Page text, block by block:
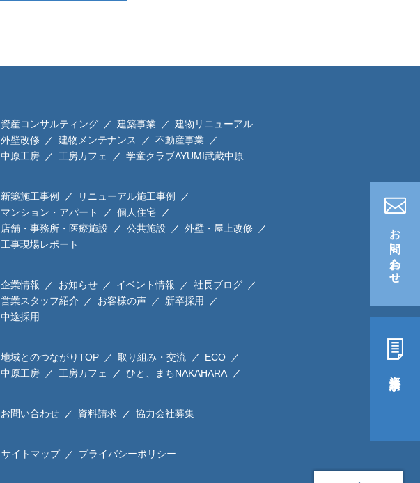
お問い合わせ
資産コンサルティング 建築事業
建物リニューアル
外壁改修
建物メンテナンス
不動産事業
中原工房
工房カフェ 学童クラブAYUMI武蔵中原
新築施工事例
リニューアル施工事例
マンション・アパート
個人住宅
店舗・事務所・医療施設
公共施設
外壁・屋上改修
工事現場レポート
企業情報 お知らせ イベント情報
社長ブログ
営業スタッフ紹介
お客様の声
新卒採用
中途採用
地域とのつながりTOP 取り組み・交流
ECO
中原工房
工房カフェ ひと、まちNAKAHARA
お問い合わせ 資料請求 協力会社募集
サイトマップ プライバシーポリシー